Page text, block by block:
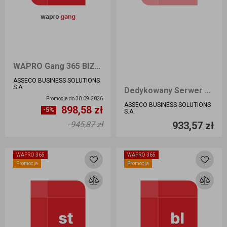
WAPRO Gang 365 BIZNES 30 Przedłużenie
ASSECO BUSINESS SOLUTIONS
S.A.
Promocja do30.09.2026
-5% 898,58 zł
945,87 zł
Ilość sztuk
Dedykowany Serwer Wirtualny BIZNES Online
ASSECO BUSINESS SOLUTIONS
S.A.
933,57 zł
Ilość sztuk
WAPRO 365
Promocja
WAPRO 365
Promocja